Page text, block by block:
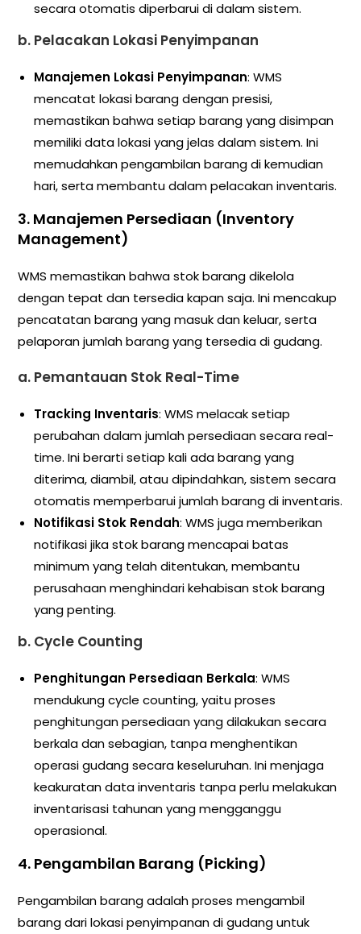
secara otomatis diperbarui di dalam sistem.
b. Pelacakan Lokasi Penyimpanan
Manajemen Lokasi Penyimpanan: WMS
mencatat lokasi barang dengan presisi,
memastikan bahwa setiap barang yang disimpan
memiliki data lokasi yang jelas dalam sistem. Ini
memudahkan pengambilan barang di kemudian
hari, serta membantu dalam pelacakan inventaris.
3. Manajemen Persediaan (Inventory
Management)
WMS memastikan bahwa stok barang dikelola
dengan tepat dan tersedia kapan saja. Ini mencakup
pencatatan barang yang masuk dan keluar, serta
pelaporan jumlah barang yang tersedia di gudang.
a. Pemantauan Stok Real-Time
Tracking Inventaris: WMS melacak setiap
perubahan dalam jumlah persediaan secara real-
time. Ini berarti setiap kali ada barang yang
diterima, diambil, atau dipindahkan, sistem secara
otomatis memperbarui jumlah barang di inventaris.
Notifikasi Stok Rendah: WMS juga memberikan
notifikasi jika stok barang mencapai batas
minimum yang telah ditentukan, membantu
perusahaan menghindari kehabisan stok barang
yang penting.
b. Cycle Counting
Penghitungan Persediaan Berkala: WMS
mendukung cycle counting, yaitu proses
penghitungan persediaan yang dilakukan secara
berkala dan sebagian, tanpa menghentikan
operasi gudang secara keseluruhan. Ini menjaga
keakuratan data inventaris tanpa perlu melakukan
inventarisasi tahunan yang mengganggu
operasional.
4. Pengambilan Barang (Picking)
Pengambilan barang adalah proses mengambil
barang dari lokasi penyimpanan di gudang untuk